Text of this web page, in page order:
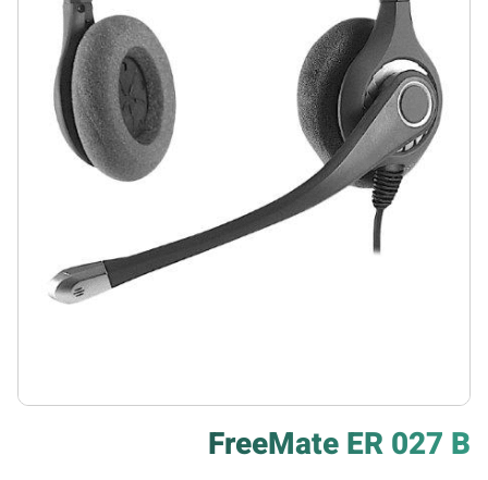
FreeMate ER 027 B